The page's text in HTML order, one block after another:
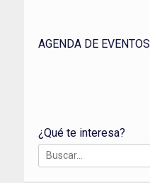
AGENDA DE EVENTOS
¿Qué te interesa?
Buscar: